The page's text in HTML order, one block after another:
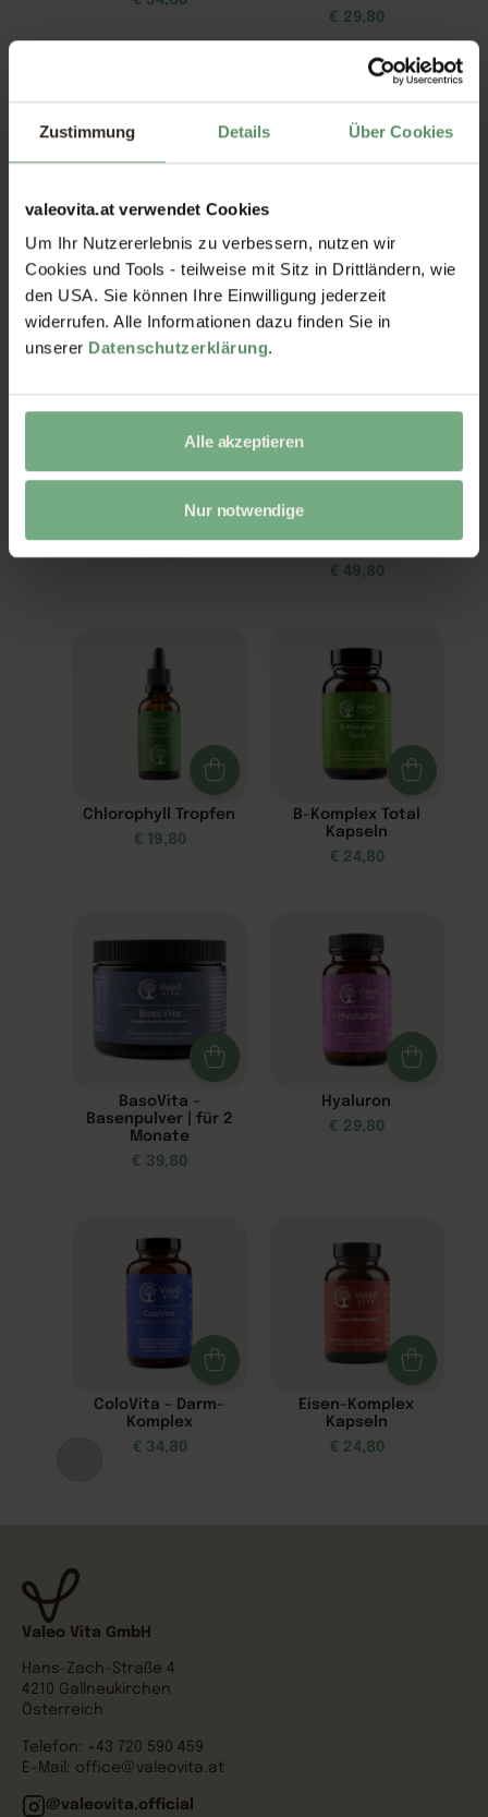
Zustimmung Details Über Cookies
valeovita.at verwendet Cookies
Um Ihr Nutzererlebnis zu verbessern, nutzen wir
Cookies und Tools - teilweise mit Sitz in Drittländern, wie
den USA. Sie können Ihre Einwilligung jederzeit
widerrufen. Alle Informationen dazu finden Sie in
unserer Datenschutzerklärung.
Alle akzeptieren
Nur notwendige
€ 29,80
Nattokinase Kapseln
€ 21,80
Zink-Quartett Kapseln
19,80
€19,80
€ 49,80
Chlorophyll Tropfen
€ 19,80
B-Komplex Total
Kapseln
€ 24,80
BasoVita –
Basenpulver | für 2
Monate
€ 39,80
Hyaluron
€ 29,80
ColoVita – Darm-
Komplex
€ 34,80
Eisen-Komplex
Kapseln
€ 24,80
Valeo Vita GmbH
Hans-Zach-Straße 4
4210 Gallneukirchen
Österreich
Telefon: +43 720 590 459
E-Mail: office@valeovita.at
@valeovita.official